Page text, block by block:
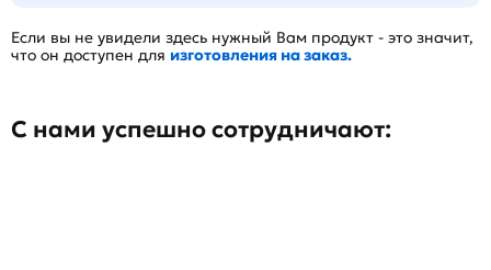
Если вы не увидели здесь нужный Вам продукт - это значит,
что он доступен для изготовления на заказ.
С нами успешно сотрудничают: